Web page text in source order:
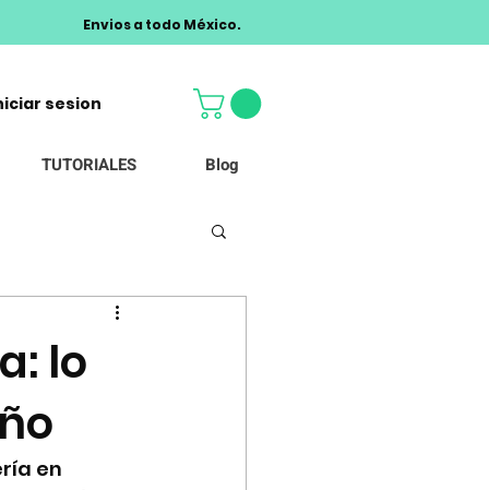
Envios a todo México.
sesion
TUTORIALES Blog
lo
en